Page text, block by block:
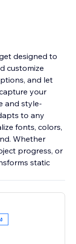
designed to
customize
and let
your
and style-
to any
fonts, colors,
Whether
progress, or
static